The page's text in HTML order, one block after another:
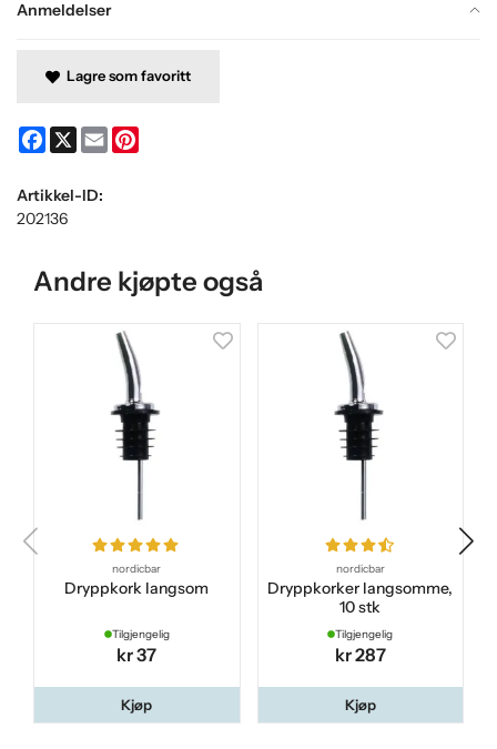
Anmeldelser
Lagre som favoritt
Facebook
X Email
Artikkel-ID:
202136
Andre kjøpte også
nordicbar
Dryppkork langsom
Tilgjengelig
kr 37
Kjøp
nordicbar
Dryppkorker langsomme,
10 stk
Tilgjengelig
kr 287
Kjøp